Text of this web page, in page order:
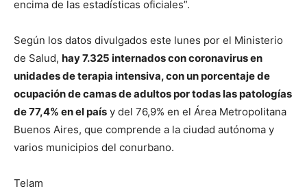
encima de las estadísticas oficiales”.
Según los datos divulgados este lunes por el Ministerio
de Salud, hay 7.325 internados con coronavirus en
unidades de terapia intensiva, con un porcentaje de
ocupación de camas de adultos por todas las patologías
de 77,4% en el país y del 76,9% en el Área Metropolitana
Buenos Aires, que comprende a la ciudad autónoma y
varios municipios del conurbano.
Telam